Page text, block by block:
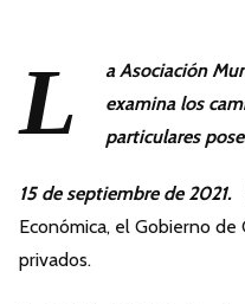
L a Asociación
examina los
particulares
15 de septiembre de 2021.
Económica, el Gobierno
privados.